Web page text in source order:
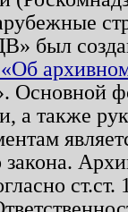
был
Основной
а также
закона.